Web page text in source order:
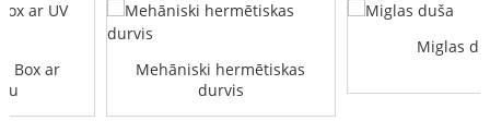
Box ar
Mehāniski hermētiskas
durvis
Miglas